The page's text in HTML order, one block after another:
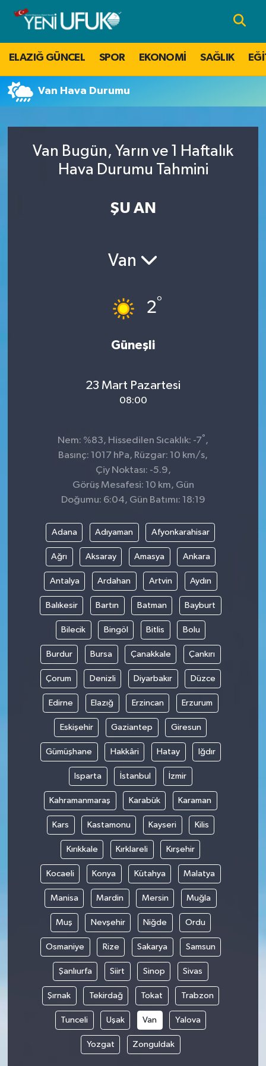
ELAZIĞ GÜNCEL SPOR EKONOMİ SAĞLIK
Van Hava Durumu
Van Bugün, Yarın ve 1 Haftalık
Hava Durumu Tahmini
ŞU AN
Van
2°
Güneşli
23 Mart Pazartesi
08:00
Nem: %83, Hissedilen Sıcaklık: -7° ,
Basınç: 1017 hPa, Rüzgar: 10 km/s,
Çiy Noktası: -5.9,
Görüş Mesafesi: 10 km, Gün
Doğumu: 6:04, Gün Batımı: 18:19
Adana Adıyaman Afyonkarahisar
Ağrı Aksaray Amasya Ankara
Antalya Ardahan Artvin Aydın
Balıkesir Bartın Batman Bayburt
Bilecik Bingöl Bitlis Bolu
Burdur Bursa Çanakkale Çankırı
Çorum Denizli Diyarbakır Düzce
Edirne Elazığ Erzincan Erzurum
Eskişehir Gaziantep Giresun
Gümüşhane Hakkâri Hatay Iğdır
Isparta İstanbul İzmir
Kahramanmaraş Karabük Karaman
Kars Kastamonu Kayseri Kilis
Kırıkkale Kırklareli Kırşehir
Kocaeli Konya Kütahya Malatya
Manisa Mardin Mersin Muğla
Muş Nevşehir Niğde Ordu
Osmaniye Rize Sakarya Samsun
Şanlıurfa Siirt Sinop Sivas
Şırnak Tekirdağ Tokat Trabzon
Tunceli Uşak Van Yalova
Yozgat Zonguldak
Nöbetçi Eczaneler
Hava Durumu
Namaz Vakitleri
Süper Lig Puan Durumu ve Fikstür